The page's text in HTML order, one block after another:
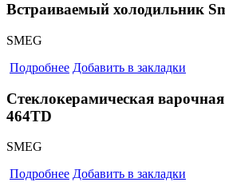
Встраиваемый холодильник
SMEG
Подробнее Добавить в закладки
Стеклокерамическая
464TD
SMEG
Подробнее Добавить в закладки